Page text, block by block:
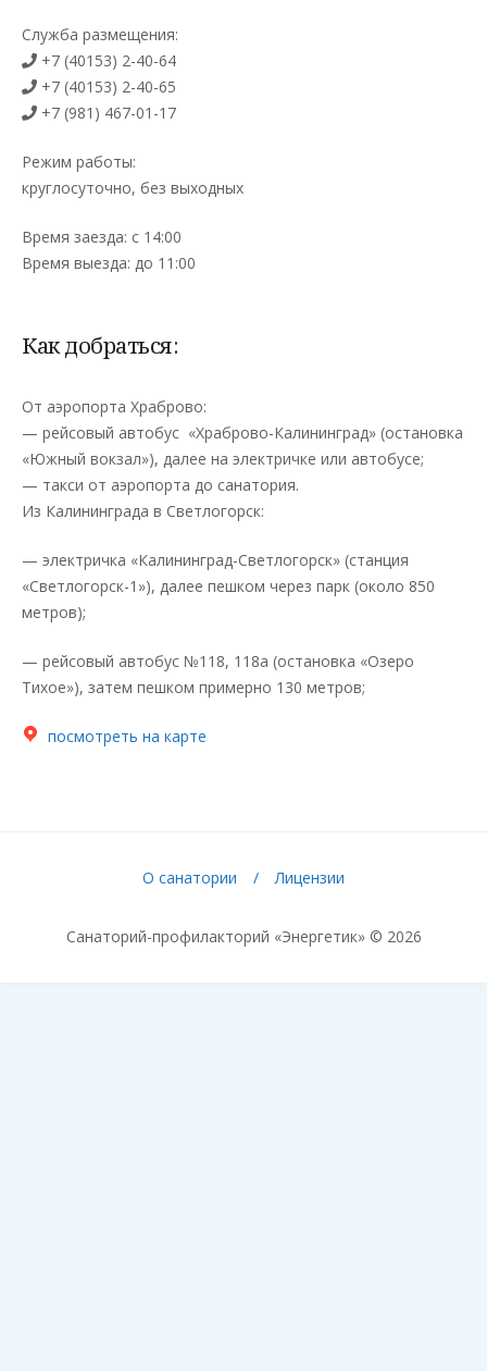
Служба размещения:
+7 (40153) 2-40-64
+7 (40153) 2-40-65
+7 (981) 467-01-17
Режим работы:
круглосуточно, без выходных
Время заезда: с 14:00
Время выезда: до 11:00
Как добраться:
От аэропорта Храброво:
— рейсовый автобус «Храброво-Калининград» (остановка
«Южный вокзал»), далее на электричке или автобусе;
— такси от аэропорта до санатория.
Из Калининграда в Светлогорск:
— электричка «Калининград-Светлогорск» (станция
«Светлогорск-1»), далее пешком через парк (около 850
метров);
— рейсовый автобус №118, 118а (остановка «Озеро
Тихое»), затем пешком примерно 130 метров;
посмотреть на карте
Санаторий-профилакторий «Энергетик» © 2026
О санатории Лицензии